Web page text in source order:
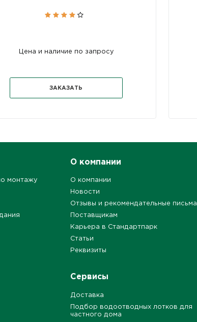
Цена и наличие по запросу
ЗАКАЗАТЬ
монтажу
О компании
О компании
Новости
Отзывы и рекомендательные письма
Поставщикам
Карьера в Стандартпарк
Статьи
Реквизиты
Сервисы
Доставка
Подбор водоотводных лотков для
частного дома